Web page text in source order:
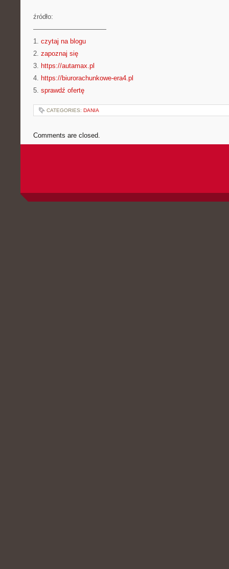
źródło:
———————————
1. czytaj na blogu
2. zapoznaj się
3. https://autamax.pl
4. https://biurorachunkowe-era4.pl
5. sprawdź ofertę
CATEGORIES: DANIA
Comments are closed.